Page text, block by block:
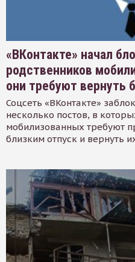
«ВКонтакте» начал
родственников
они требуют вернуть
Соцсеть «ВКонтакте»
несколько постов, в
мобилизованных требуют
близким отпуск и вернуть